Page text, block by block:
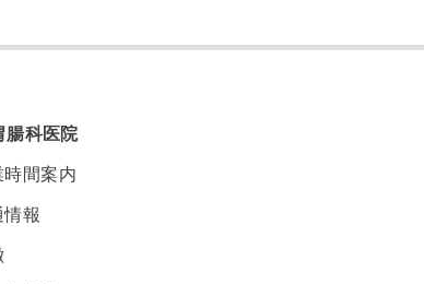
腸科医院
時間案内
情報